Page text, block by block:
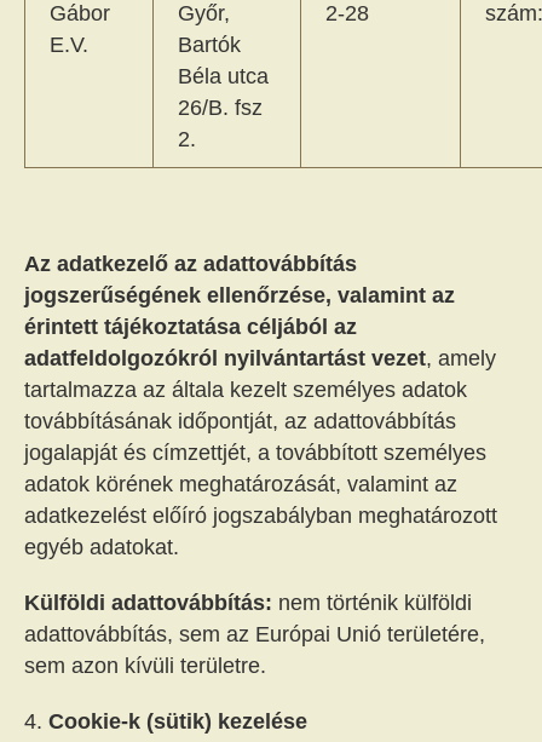
Gábor
E.V.
Győr,
Bartók
Béla utca
26/B. fsz
2.
2-28
Az adatkezelő az adattovábbítás
jogszerűségének ellenőrzése, valamint az
érintett tájékoztatása céljából az
adatfeldolgozókról nyilvántartást vezet, amely
tartalmazza az általa kezelt személyes adatok
továbbításának időpontját, az adattovábbítás
jogalapját és címzettjét, a továbbított személyes
adatok körének meghatározását, valamint az
adatkezelést előíró jogszabályban meghatározott
egyéb adatokat.
Külföldi adattovábbítás: nem történik külföldi
adattovábbítás, sem az Európai Unió területére,
sem azon kívüli területre.
Cookie-k (sütik) kezelése